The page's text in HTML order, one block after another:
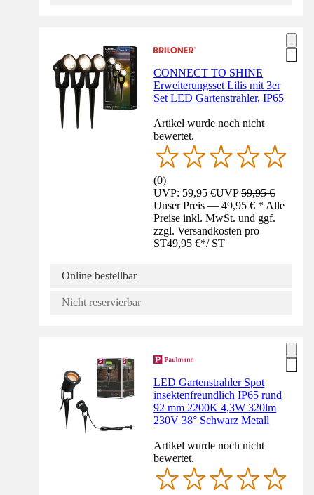
CONNECT TO SHINE
Erweiterungsset Lilis mit 3er
Set LED Gartenstrahler, IP65
Artikel wurde noch nicht
bewertet.
(0)
UVP: 59,95 €UVP59,95 €
Unser Preis — 49,95 € * Alle
Preise inkl. MwSt. und ggf.
zzgl. Versandkosten pro
ST49,95 €*/ ST
Online bestellbar
Nicht reservierbar
LED Gartenstrahler Spot
insektenfreundlich IP65 rund
92 mm 2200K 4,3W 320lm
230V 38° Schwarz Metall
Artikel wurde noch nicht
bewertet.